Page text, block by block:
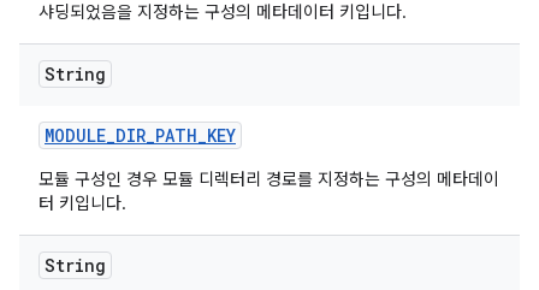
샤딩되었음을 지정하는 구성의 메타데이터 키입니다.
String
MODULE_DIR_PATH_KEY
모듈 구성인 경우 모듈 디렉터리 경로를 지정하는 구성의 메타데이
터 키입니다.
String